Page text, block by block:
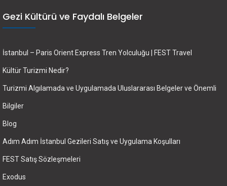
Gezi Kültürü ve Faydalı Belgeler
İstanbul – Paris Orient Express Tren Yolculuğu | FEST Travel
Kültür Turizmi Nedir?
Turizmi Algılamada ve Uygulamada Uluslararası Belgeler ve Önemli
Bilgiler
Blog
Adım Adım İstanbul Gezileri Satış ve Uygulama Koşulları
FEST Satış Sözleşmeleri
Exodus